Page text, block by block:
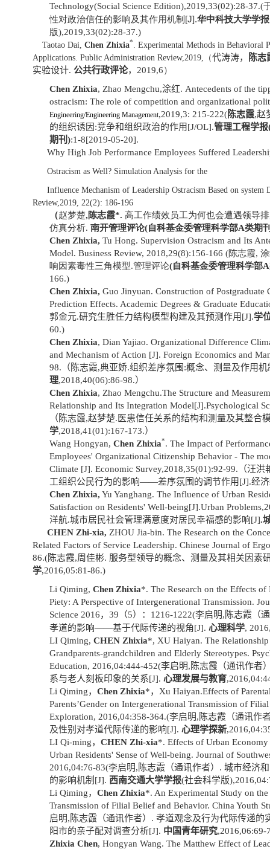
Technology(Social Science Edition),2019,33(02):28-37.(
性对政治信任的影响及其作用机制 [J].华中科技大学学报
版),2019,33(02):28-37.)
Taotao Dai, Chen Zhixia*
. Experimental Methods in Behavioral
Applications. Public Administration Review,2019,（代涛涛，
陈志
实验设计. 公共行政评论， 2019,6）
Chen Zhixia, Zhao Mengchu,涂红. Antecedents of the
ostracism: The role of competition and organizational
Engineering/Engineering Management,2019,3: 215-222(陈志霞,赵
的组织诱因:竞争和组织政治的作用[J/OL].管理工程学报
期刊 ):1-8[2019-05-20].
Why High Job Performance Employees Suffered
Ostracism as Well? Simulation Analysis for the
Influence Mechanism of Leadership Ostracism Based on system
Review,2019, 22(2): 186-196
（赵梦楚,陈志霞*. 高工作绩效员工为何也会遭遇领导
仿真分析. 南开管理评论(自科基金委管理科学部A类期
Chen Zhixia, Tu Hong. Supervision Ostracism and Its
Model. Business Review, 2018,29(8):156-166 (陈志霞,
响因素毒性三角模型.管理评论(自科基金委管理科学部A
166.)
Chen Zhixia, Guo Jinyuan. Construction of Postgraduate
Prediction Effects. Academic Degrees & Graduate
郭金元.研究生胜任力结构模型构建及其预测作用[J].学
60.)
Chen Zhixia, Dian Yajiao. Organizational Difference
and Mechanism of Action [J]. Foreign Economics and
98. （陈志霞,典亚娇.组织差序氛围:概念、测量及作用机
理,2018,40(06):86-98.）
Chen Zhixia, Zhao Mengchu.The Structure and
Relationship and Its Integration Model[J].Psychological
（陈志霞,赵梦楚.医患信任关系的结构和测量及其整合
学,2018,41(01):167-173.）
Wang Hongyan, Chen Zhixia*. The Impact of
Employees' Organizational Citizenship Behavior - The
Climate [J]. Economic Survey,2018,35(01):92-99. （汪洪
工组织公民行为的影响——差序氛围的调节作用[J].经
Chen Zhixia, Yu Yanghang. The Influence of Urban
Satisfaction on Residents' Well-being[J].Urban
洋航.城市居民社会管理满意度对居民幸福感的影响[J].
CHEN Zhi-xia, ZHOU Jia-bin. The Research on the
Related Factors of Service Leadership. Chinese Journal of
86.(陈志霞,周佳彬. 服务型领导的概念、测量及其相关因素
学,2016,05:81-86.)
Li Qiming, Chen Zhixia*. The Research on the Effects
Piety: A Perspective of Intergenerational Transmission.
Science 2016， 39 （5）： 1216-1222(李启明,陈志霞（
孝道的影响——基于代际传递的视角[J]. 心理科学,
LI Qiming, CHEN Zhixia*, XU Haiyan. The
Grandparents-grandchildren and Elderly Stereotypes.
Education, 2016,04:444-452(李启明,陈志霞（通讯作者
系与老人刻板印象的关系[J]. 心理发展与教育
Li Qiming， Chen Zhixia*， Xu Haiyan.Effects of
Parents’Gender on Intergenerational Transmission of
Exploration, 2016,04:358-364.(李启明,陈志霞（通讯作
及性别对孝道代际传递的影响[J]. 心理学探新
LI Qi-ming， CHEN Zhi-xia*. Effects of Urban
Urban Residents' Sense of Well-being. Journal of
2016,04:76-83(李启明,陈志霞（通讯作者） . 城市经济
的影响机制 [J]. 西南交通大学学报(社会科学版
Li Qiming， Chen Zhixia*. An Experimental Study on
Transmission of Filial Belief and Behavior. China Youth
启明,陈志霞（通讯作者） . 孝道观念及行为代际传递
阳市的亲子配对调查分析[J]. 中国青年研究,2016,06:69-
Zhixia Chen, Hongyan Wang. The Matthew Effect of